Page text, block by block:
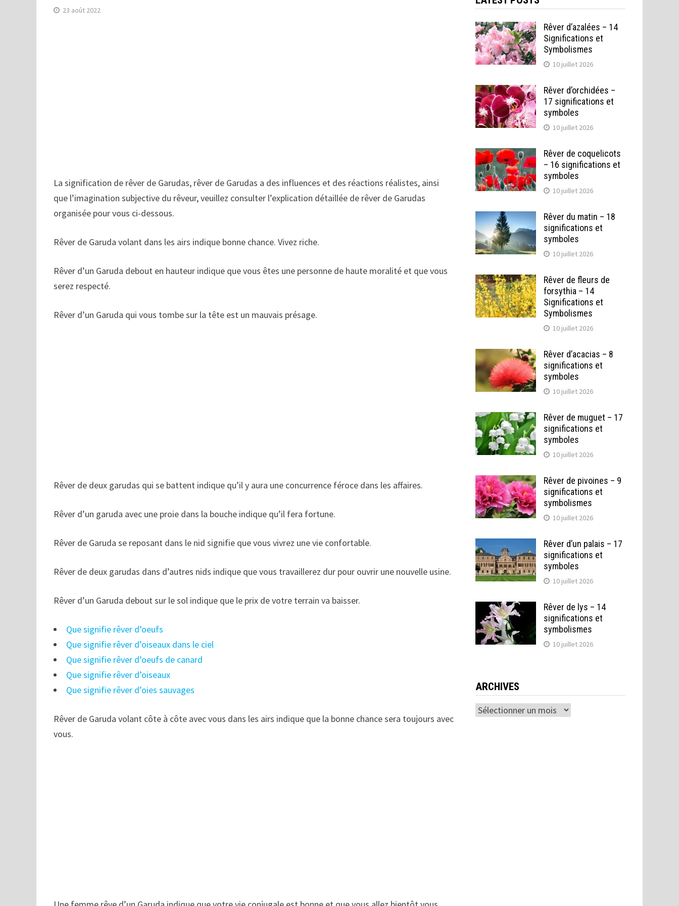
23 août 2022
La signification de rêver de Garudas, rêver de Garudas a des influences et des réactions réalistes, ainsi
que l’imagination subjective du rêveur, veuillez consulter l’explication détaillée de rêver de Garudas
organisée pour vous ci-dessous.
Rêver de Garuda volant dans les airs indique bonne chance. Vivez riche.
Rêver d’un Garuda debout en hauteur indique que vous êtes une personne de haute moralité et que vous
serez respecté.
Rêver d’un Garuda qui vous tombe sur la tête est un mauvais présage.
Rêver de deux garudas qui se battent indique qu’il y aura une concurrence féroce dans les affaires.
Rêver d’un garuda avec une proie dans la bouche indique qu’il fera fortune.
Rêver de Garuda se reposant dans le nid signifie que vous vivrez une vie confortable.
Rêver de deux garudas dans d’autres nids indique que vous travaillerez dur pour ouvrir une nouvelle usine.
Rêver d’un Garuda debout sur le sol indique que le prix de votre terrain va baisser.
Que signifie rêver d’oeufs
Que signifie rêver d’oiseaux dans le ciel
Que signifie rêver d’oeufs de canard
Que signifie rêver d’oiseaux
Que signifie rêver d’oies sauvages
Rêver de Garuda volant côte à côte avec vous dans les airs indique que la bonne chance sera toujours avec
vous.
Rêver d’azalées – 14
Significations et
Symbolismes
10 juillet 2026
Rêver d’orchidées –
17 significations et
symboles
10 juillet 2026
Rêver de coquelicots
– 16 significations et
symboles
10 juillet 2026
Rêver du matin – 18
significations et
symboles
10 juillet 2026
Rêver de fleurs de
forsythia – 14
Significations et
Symbolismes
10 juillet 2026
Rêver d’acacias – 8
significations et
symboles
10 juillet 2026
Rêver de muguet – 17
significations et
symboles
10 juillet 2026
Rêver de pivoines – 9
significations et
symbolismes
10 juillet 2026
Rêver d’un palais – 17
significations et
symboles
10 juillet 2026
Rêver de lys – 14
significations et
symbolismes
10 juillet 2026
ARCHIVES
Archives